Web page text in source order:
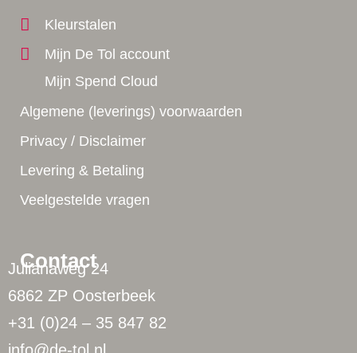
Contact
Julianaweg 24
6862 ZP Oosterbeek
+31 (0)24 – 35 847 82
Kleurstalen
Mijn De Tol account
Mijn Spend Cloud
Algemene (leverings) voorwaarden
Privacy / Disclaimer
Levering & Betaling
Veelgestelde vragen